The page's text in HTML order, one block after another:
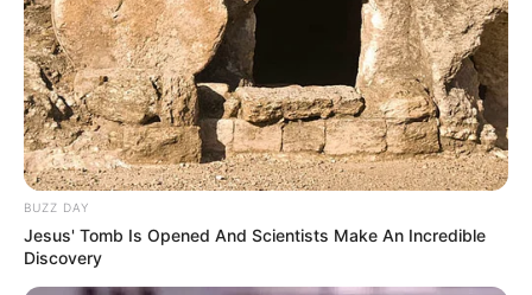
BUZZ DAY
Jesus' Tomb Is Opened And Scientists Make An Incredible
Discovery